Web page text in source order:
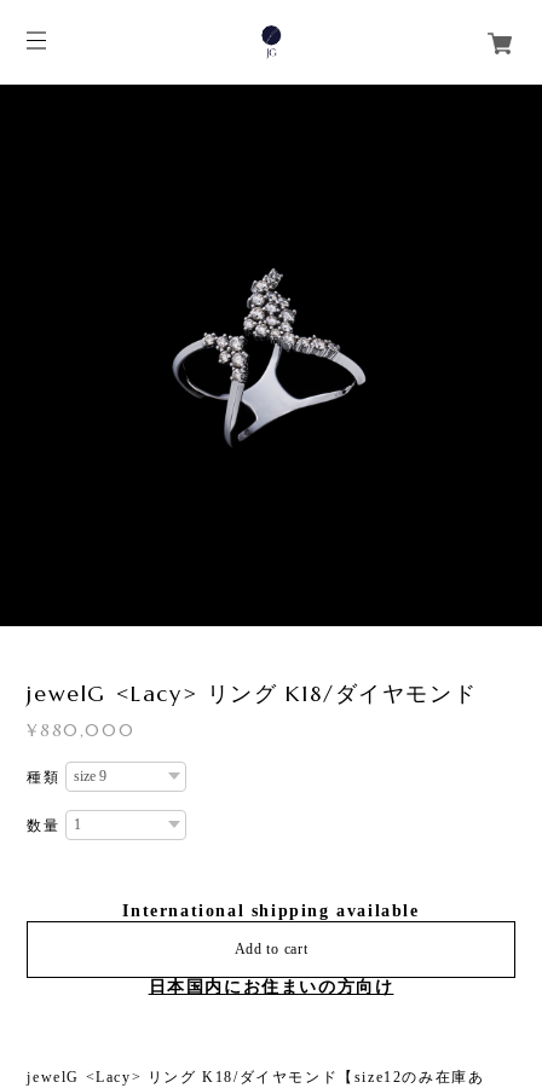
jewelG <Lacy> リング K18/ダイヤモンド
¥880,000
種類
数量
International shipping available
Add to cart
日本国内にお住まいの方向け
jewelG <Lacy> リング K18/ダイヤモンド【size12のみ在庫あ